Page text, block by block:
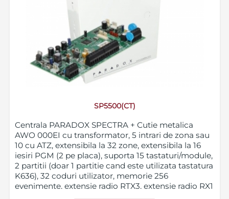
SP5500(CT)
Centrala PARADOX SPECTRA + Cutie metalica
AWO 000EI cu transformator, 5 intrari de zona sau
10 cu ATZ, extensibila la 32 zone, extensibila la 16
iesiri PGM (2 pe placa), suporta 15 tastaturi/module,
2 partitii (doar 1 partitie cand este utilizata tastatura
K636), 32 coduri utilizator, memorie 256
evenimente, extensie radio RTX3, extensie radio RX1